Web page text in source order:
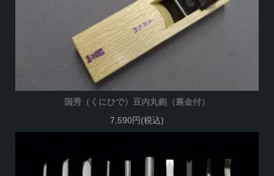
国秀（くにひで）豆内丸鉋（裏金付）
7,590円(税込)